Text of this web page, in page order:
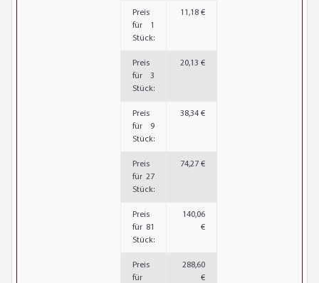
Preis
für 1
Stück:
11,18 €
Preis
für 3
Stück:
20,13 €
Preis
für 9
Stück:
38,34 €
Preis
für 27
Stück:
74,27 €
Preis
für 81
Stück:
140,06
€
Preis
für
288,60
€